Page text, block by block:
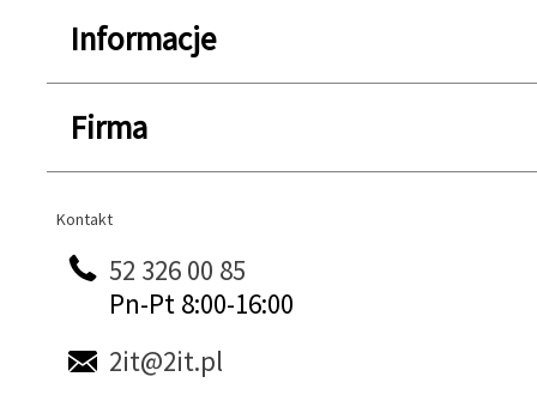
Informacje
Firma
Kontakt
Kontakt
52 326 00 85
Pn-Pt 8:00-16:00
2it@2it.pl